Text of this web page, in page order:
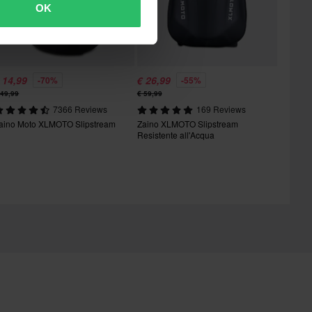
OK
-70%
7366 Reviews
Moto XLMOTO Slipstream
€ 26,99 -55%
€ 59,99
169 Reviews
Zaino XLMOTO Slipstream
Resistente all'Acqua